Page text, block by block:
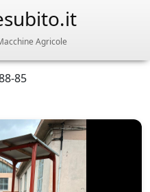
Agricole
85